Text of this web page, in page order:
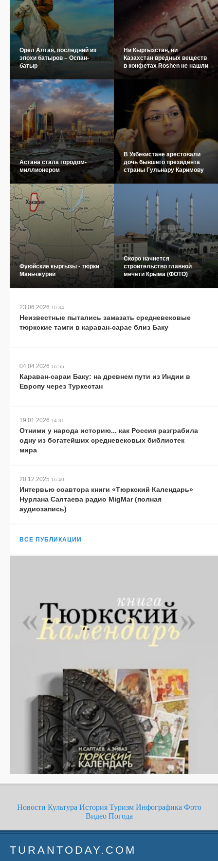
Орел Алтая, последний из
эпохи батыров – Оспан-
батыр
Ни Кыргызстан, ни
Казахстан вредных веществ
в конфетах Roshen не нашли
Астана стала городом-
миллионером
В Узбекистане арестовали
дочь бывшего президента
страны Гульнару Каримову
Фуюйские кыргызы - тюрки
Маньчжурии
Скоро начнется
строительство главной
мечети Крыма (ФОТО)
23.06.2026 10:34
Неизвестные пытались замазать средневековые
тюркские тамги в караван-сарае близ Баку
04.04.2026 16:55
Караван-сараи Баку: на древнем пути из Индии в
Европу через Туркестан
19.01.2026 14:31
Отними у народа историю... как Россия разграбила
одну из богатейших средневековых библиотек
мира
20.12.2025 16:40
Интервью соавтора книги «Тюркский Календарь»
Нурлана Салтаева радио MigMar (полная
аудиозапись)
ВСЕ ПУБЛИКАЦИИ
Новости Культура История Туризм Инфографика Фото
Видео Погода
TURANTODAY.COM